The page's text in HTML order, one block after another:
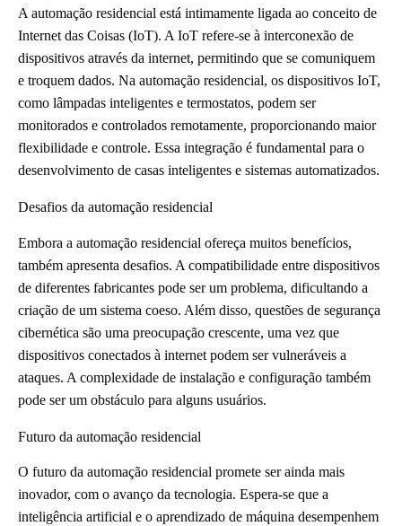
A automação residencial está intimamente ligada ao conceito de
Internet das Coisas (IoT). A IoT refere-se à interconexão de
dispositivos através da internet, permitindo que se comuniquem
e troquem dados. Na automação residencial, os dispositivos IoT,
como lâmpadas inteligentes e termostatos, podem ser
monitorados e controlados remotamente, proporcionando maior
flexibilidade e controle. Essa integração é fundamental para o
desenvolvimento de casas inteligentes e sistemas automatizados.
Desafios da automação residencial
Embora a automação residencial ofereça muitos benefícios,
também apresenta desafios. A compatibilidade entre dispositivos
de diferentes fabricantes pode ser um problema, dificultando a
criação de um sistema coeso. Além disso, questões de segurança
cibernética são uma preocupação crescente, uma vez que
dispositivos conectados à internet podem ser vulneráveis a
ataques. A complexidade de instalação e configuração também
pode ser um obstáculo para alguns usuários.
Futuro da automação residencial
O futuro da automação residencial promete ser ainda mais
inovador, com o avanço da tecnologia. Espera-se que a
inteligência artificial e o aprendizado de máquina desempenhem